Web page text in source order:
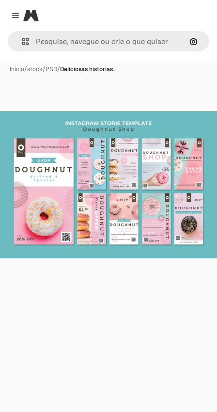
Close menu
Magnific
Início/stock/PSD/Deliciosas histórias…